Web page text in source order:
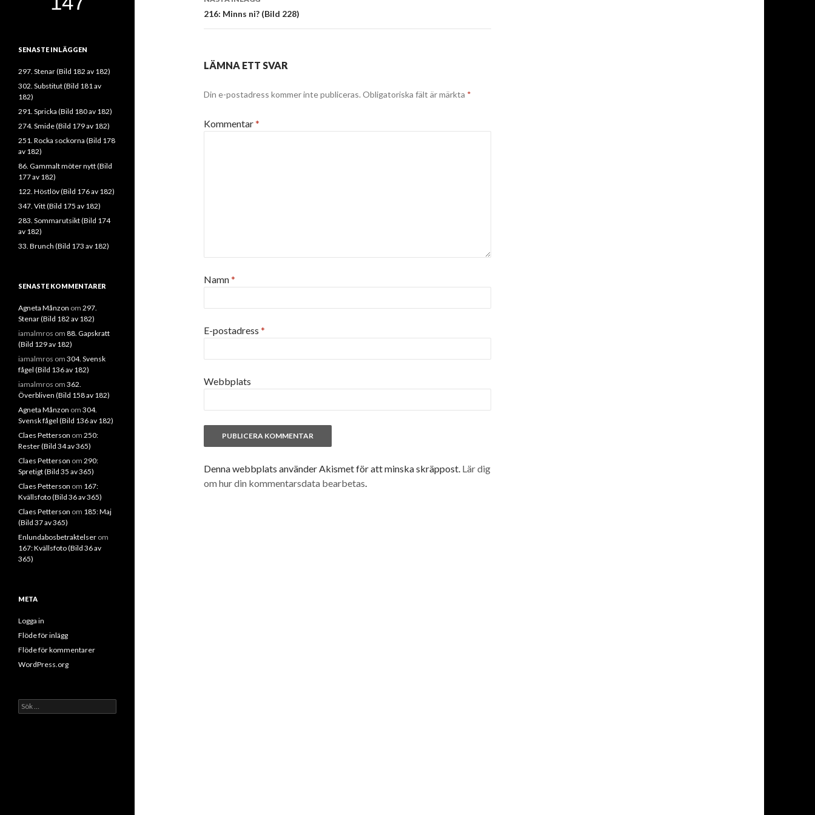
216: Minns ni? (Bild 228)
LÄMNA ETT SVAR
Din e-postadress kommer inte publiceras. Obligatoriska fält är märkta *
Kommentar*
Namn*
E-postadress *
Webbplats
Denna webbplats använder Akismet för att minska skräppost. Lär dig
om hur din kommentarsdata bearbetas.
SENASTE INLÄGGEN
297. Stenar (Bild 182 av 182)
302. Substitut (Bild 181 av
182)
291. Spricka (Bild 180 av 182)
274. Smide (Bild 179 av 182)
251. Rocka sockorna (Bild 178
av 182)
86. Gammalt möter nytt (Bild
177 av 182)
122. Höstlöv (Bild 176 av 182)
347. Vitt (Bild 175 av 182)
283. Sommarutsikt (Bild 174
av 182)
33. Brunch (Bild 173 av 182)
SENASTE KOMMENTARER
Agneta Månzon om 297.
Stenar (Bild 182 av 182)
iamalmros om 88. Gapskratt
(Bild 129 av 182)
iamalmros om 304. Svensk
fågel (Bild 136 av 182)
iamalmros om 362.
Överbliven (Bild 158 av 182)
Agneta Månzon om 304.
Svensk fågel (Bild 136 av 182)
Claes Petterson om 250:
Rester (Bild 34 av 365)
Claes Petterson om 290:
Spretigt (Bild 35 av 365)
Claes Petterson om 167:
Kvällsfoto (Bild 36 av 365)
Claes Petterson om 185: Maj
(Bild 37 av 365)
Enlundabosbetraktelser om
167: Kvällsfoto (Bild 36 av
365)
META
Logga in
Flöde för inlägg
Flöde för kommentarer
WordPress.org
Sök
efter: